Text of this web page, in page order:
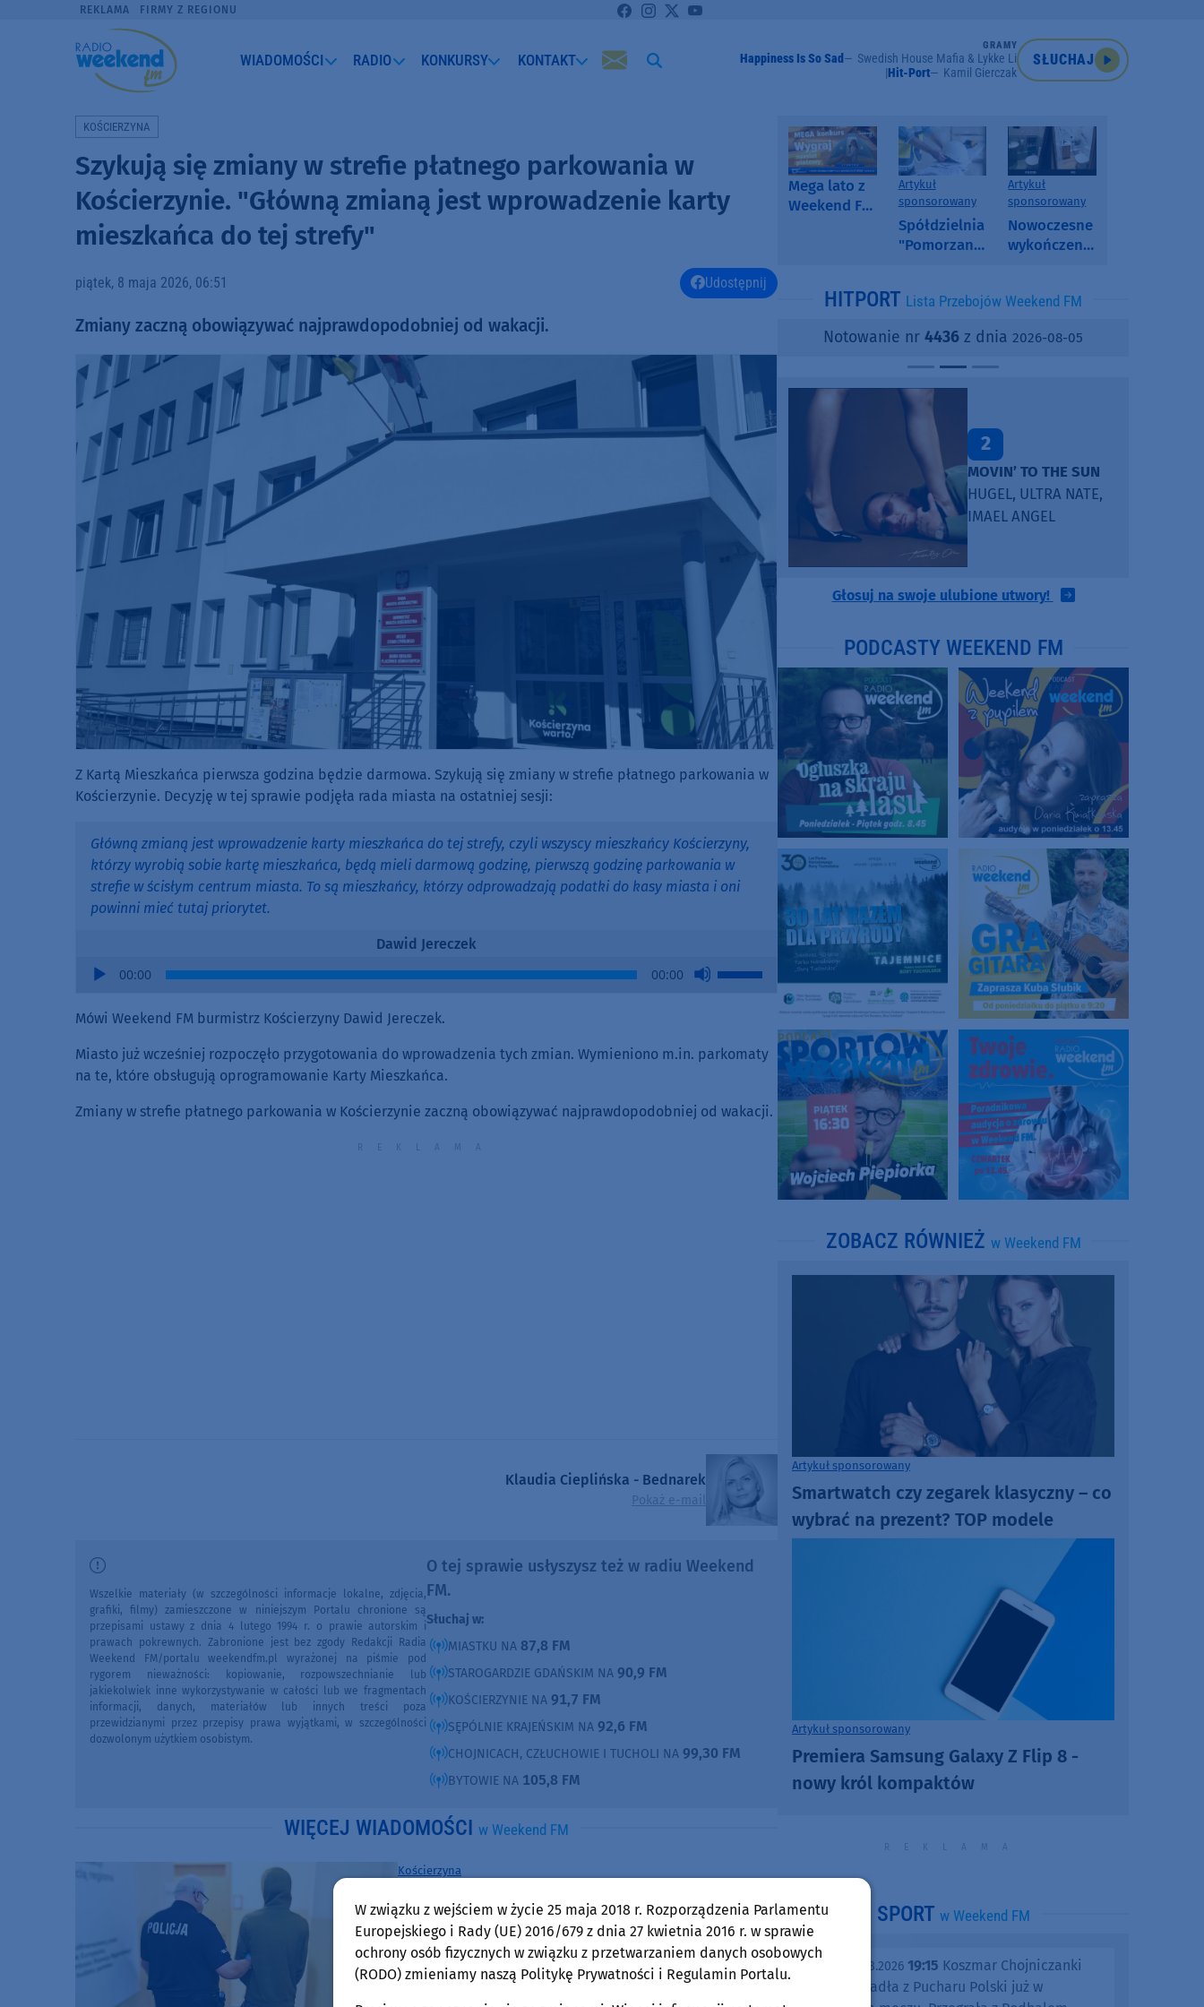
REKLAMA FIRMY Z REGIONU
WIADOMOŚCI RADIO KONKURSY KONTAKT
GRAMY
Happiness Is So Sad
Swedish House Mafia & Lykke Li
Hit-Port
Kamil Gierczak
SŁUCHAJ
KOŚCIERZYNA
Szykują się zmiany w strefie płatnego parkowania w
Kościerzynie. "Główną zmianą jest wprowadzenie karty
mieszkańca do tej strefy"
piątek, 8 maja 2026, 06:51 Udostępnij
Zmiany zaczną obowiązywać najprawdopodobniej od wakacji.
Z Kartą Mieszkańca pierwsza godzina będzie darmowa. Szykują się zmiany w strefie płatnego parkowania w
Kościerzynie. Decyzję w tej sprawie podjęła rada miasta na ostatniej sesji:
Główną zmianą jest wprowadzenie karty mieszkańca do tej strefy, czyli wszyscy mieszkańcy Kościerzyny,
którzy wyrobią sobie kartę mieszkańca, będą mieli darmową godzinę, pierwszą godzinę parkowania w
strefie w ścisłym centrum miasta. To są mieszkańcy, którzy odprowadzają podatki do kasy miasta i oni
powinni mieć tutaj priorytet.
Dawid Jereczek
Audio
00:00 00:00
Use
Up/Down
to
decrease
Mówi Weekend FM burmistrz Kościerzyny Dawid Jereczek.
Miasto już wcześniej rozpoczęło przygotowania do wprowadzenia tych zmian. Wymieniono m.in. parkomaty
na te, które obsługują oprogramowanie Karty Mieszkańca.
Zmiany w strefie płatnego parkowania w Kościerzynie zaczną obowiązywać najprawdopodobniej od wakacji.
Klaudia Cieplińska - Bednarek
Pokaż e-mail
O tej sprawie usłyszysz też w radiu Weekend
FM.
Słuchaj w:
MIASTKU NA 87,8 FM
STAROGARDZIE GDAŃSKIM NA 90,9 FM
KOŚCIERZYNIE NA 91,7 FM
SĘPÓLNIE KRAJEŃSKIM NA 92,6 FM
CHOJNICACH, CZŁUCHOWIE I TUCHOLI NA 99,30 FM
BYTOWIE NA 105,8 FM
Wszelkie materiały (w szczególności informacje lokalne, zdjęcia,
grafiki, filmy) zamieszczone w niniejszym Portalu chronione są
przepisami ustawy z dnia 4 lutego 1994 r. o prawie autorskim i
prawach pokrewnych. Zabronione jest bez zgody Redakcji Radia
Weekend FM/portalu weekendfm.pl wyrażonej na piśmie pod
rygorem nieważności: kopiowanie, rozpowszechnianie lub
jakiekolwiek inne wykorzystywanie w całości lub we fragmentach
informacji, danych, materiałów lub innych treści poza
przewidzianymi przez przepisy prawa wyjątkami, w szczególności
dozwolonym użytkiem osobistym.
WIĘCEJ WIADOMOŚCI w Weekend FM
Kościerzyna
22-latek w Kościerzynie okradał automaty i
wrzutomaty. Mężczyzna trafił na trzy miesiące
do aresztu
Mega lato z
Weekend FM
Artykuł
sponsorowany
Spółdzielnia
"Pomorzanka"
informuje o
i ofertach
najmu
Artykuł
sponsorowany
Nowoczesne
wykończenia
SPC, WPC i
kamienny
HITPORT Lista Przebojów Weekend FM
Notowanie nr 4436 z dnia 2026-08-05
2
MOVIN’ TO THE SUN
HUGEL, ULTRA NATE,
IMAEL ANGEL
Głosuj na swoje ulubione utwory!
PODCASTY WEEKEND FM
ZOBACZ RÓWNIEŻ w Weekend FM
Artykuł sponsorowany
Smartwatch czy zegarek klasyczny – co
wybrać na prezent? TOP modele
Artykuł sponsorowany
Premiera Samsung Galaxy Z Flip 8 -
nowy król kompaktów
SPORT w Weekend FM
środa, 05.08.2026 19:15 Koszmar Chojniczanki
trwa. Odpadła z Pucharu Polski już w
W związku z wejściem w życie 25 maja 2018 r. Rozporządzenia Parlamentu
Europejskiego i Rady (UE) 2016/679 z dnia 27 kwietnia 2016 r. w sprawie
ochrony osób fizycznych w związku z przetwarzaniem danych osobowych
(RODO) zmieniamy naszą Politykę Prywatności i Regulamin Portalu.